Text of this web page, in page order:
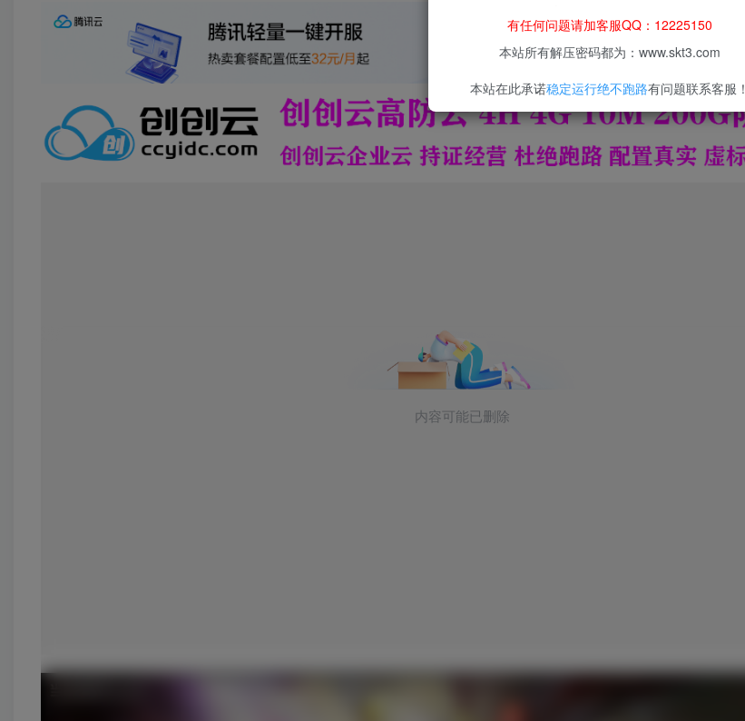
有任何问题请加客服QQ：12225150
本站所有解压密码都为：www.skt3.com
本站在此承诺稳定运行绝不跑路有问题联系客服！